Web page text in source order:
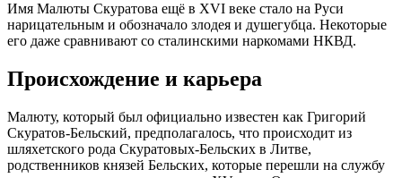
Имя Малюты Скуратова ещё в XVI веке стало на Руси
нарицательным и обозначало злодея и душегубца. Некоторые
его даже сравнивают со сталинскими наркомами НКВД.
Происхождение и карьера
Малюту, который был официально известен как Григорий
Скуратов-Бельский, предполагалось, что происходит из
шляхетского рода Скуратовых-Бельских в Литве,
родственников князей Бельских, которые перешли на службу